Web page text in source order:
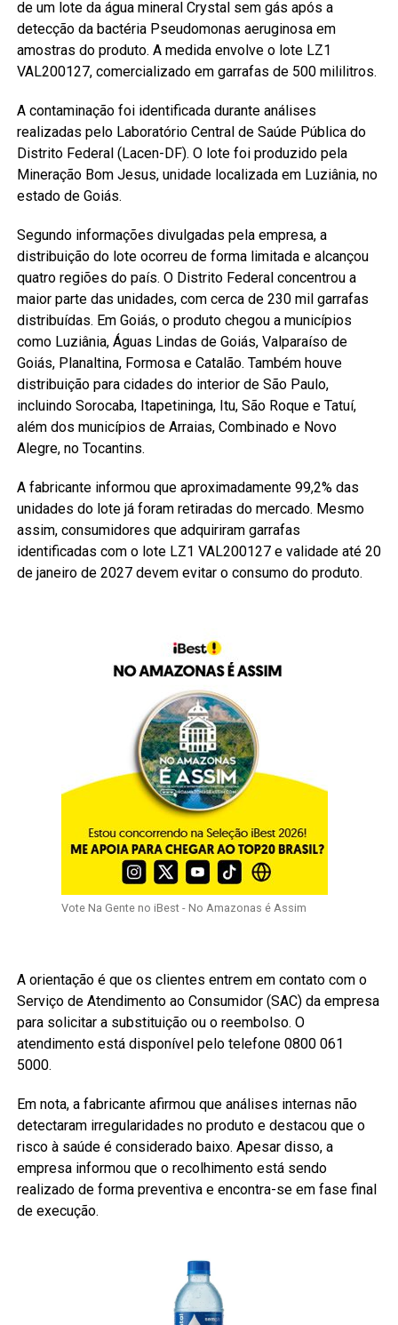
de um lote da água mineral Crystal sem gás após a
detecção da bactéria Pseudomonas aeruginosa em
amostras do produto. A medida envolve o lote LZ1
VAL200127, comercializado em garrafas de 500 mililitros.
A contaminação foi identificada durante análises
realizadas pelo Laboratório Central de Saúde Pública do
Distrito Federal (Lacen-DF). O lote foi produzido pela
Mineração Bom Jesus, unidade localizada em Luziânia, no
estado de Goiás.
Segundo informações divulgadas pela empresa, a
distribuição do lote ocorreu de forma limitada e alcançou
quatro regiões do país. O Distrito Federal concentrou a
maior parte das unidades, com cerca de 230 mil garrafas
distribuídas. Em Goiás, o produto chegou a municípios
como Luziânia, Águas Lindas de Goiás, Valparaíso de
Goiás, Planaltina, Formosa e Catalão. Também houve
distribuição para cidades do interior de São Paulo,
incluindo Sorocaba, Itapetininga, Itu, São Roque e Tatuí,
além dos municípios de Arraias, Combinado e Novo
Alegre, no Tocantins.
A fabricante informou que aproximadamente 99,2% das
unidades do lote já foram retiradas do mercado. Mesmo
assim, consumidores que adquiriram garrafas
identificadas com o lote LZ1 VAL200127 e validade até 20
de janeiro de 2027 devem evitar o consumo do produto.
Vote Na Gente no iBest - No Amazonas é Assim
A orientação é que os clientes entrem em contato com o
Serviço de Atendimento ao Consumidor (SAC) da empresa
para solicitar a substituição ou o reembolso. O
atendimento está disponível pelo telefone 0800 061
5000.
Em nota, a fabricante afirmou que análises internas não
detectaram irregularidades no produto e destacou que o
risco à saúde é considerado baixo. Apesar disso, a
empresa informou que o recolhimento está sendo
realizado de forma preventiva e encontra-se em fase final
de execução.